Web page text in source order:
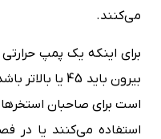
می‌کنند.
برای اینکه یک پمپ
بیرون باید 45
است برای صاحبان
استفاده می‌کنند یا در